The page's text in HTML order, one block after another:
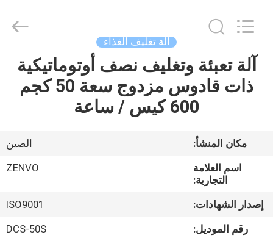
منزل،
بيت
معلومات
جولة
Reserved.
آلة تغليف الغذاء
آلة تعبئة وتغليف نصف أوتوماتيكية
ذات قادوس مزدوج سعة 50 كجم
600 كيس / ساعة
مكان المنشأ:
الصين
اسم العلامة
التجارية:
ZENVO
إصدار الشهادات:
ISO9001
رقم الموديل:
DCS-50S